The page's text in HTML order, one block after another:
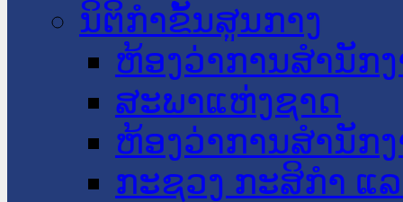
ນິຕິກໍາຂັ້ນສູນກາງ
ຫ້ອງວ່າການສໍານັກ
ສະພາແຫ່ງຊາດ
ຫ້ອງວ່າການສຳນັກ
ກະຊວງ ກະສິກຳ ແ